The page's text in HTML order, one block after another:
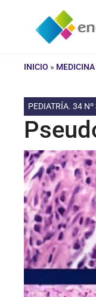
contenido
INICIO » MEDICINA
PEDIATRÍA. 34 Nº